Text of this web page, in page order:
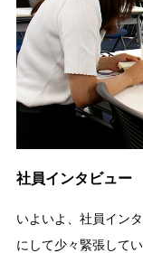
社員インタビュー
いよいよ、社員イン
にして少々緊張して